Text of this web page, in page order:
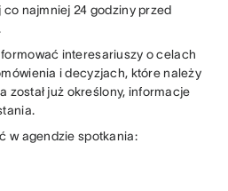
najmniej 24 godziny przed
interesariuszy o celach
i decyzjach, które należy
został już określony, informacje
w agendzie spotkania: